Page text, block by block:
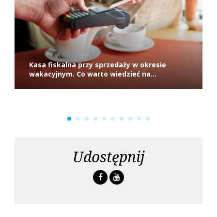
i
s
c
Kasa fiskalna przy sprzedaży w okresie
wakacyjnym. Co warto wiedzieć na...
Udostępnij